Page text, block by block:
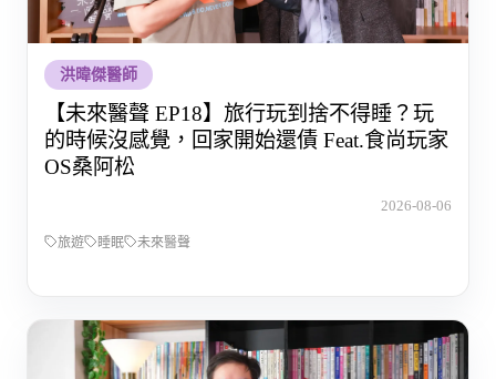
洪暐傑醫師
【未來醫聲 EP18】旅行玩到捨不得睡？玩
的時候沒感覺，回家開始還債 Feat.食尚玩家
OS桑阿松
2026-08-06
旅遊 睡眠 未來醫聲